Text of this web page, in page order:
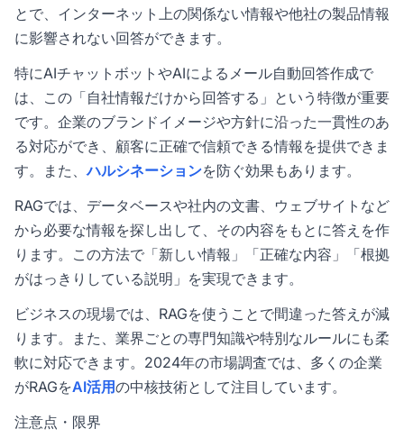
とで、インターネット上の関係ない情報や他社の製品情報
に影響されない回答ができます。
特にAIチャットボットやAIによるメール自動回答作成で
は、この「自社情報だけから回答する」という特徴が重要
です。企業のブランドイメージや方針に沿った一貫性のあ
る対応ができ、顧客に正確で信頼できる情報を提供できま
す。また、ハルシネーションを防ぐ効果もあります。
RAGでは、データベースや社内の文書、ウェブサイトなど
から必要な情報を探し出して、その内容をもとに答えを作
ります。この方法で「新しい情報」「正確な内容」「根拠
がはっきりしている説明」を実現できます。
ビジネスの現場では、RAGを使うことで間違った答えが減
ります。また、業界ごとの専門知識や特別なルールにも柔
軟に対応できます。2024年の市場調査では、多くの企業
がRAGをAI活用の中核技術として注目しています。
注意点・限界